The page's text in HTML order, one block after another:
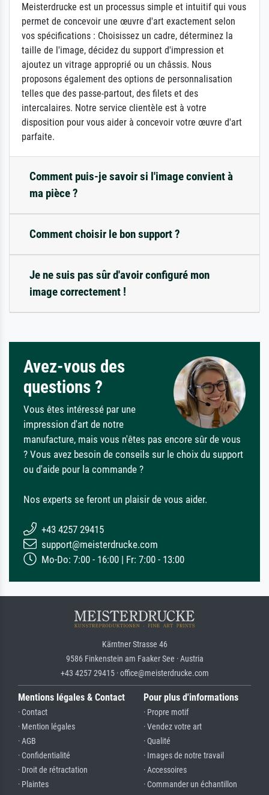
Meisterdrucke est un processus simple et intuitif qui vous
permet de concevoir une œuvre d'art exactement selon
vos spécifications : Choisissez un cadre, déterminez la
taille de l'image, décidez du support d'impression et
ajoutez un vitrage approprié ou un châssis. Nous
proposons également des options de personnalisation
telles que des passe-partout, des filets et des
intercalaires. Notre service clientèle est à votre
disposition pour vous aider à concevoir votre œuvre d'art
parfaite.
Comment puis-je savoir si l'image convient à
ma pièce ?
Comment choisir le bon support ?
Je ne suis pas sûr d'avoir configuré mon
image correctement !
Avez-vous des
questions ?
Vous êtes intéressé par une
impression d'art de notre
manufacture, mais vous n'êtes pas encore sûr de vous
? Vous avez besoin de conseils sur le choix du support
ou d'aide pour la commande ?
Nos experts se feront un plaisir de vous aider.
+43 4257 29415
support@meisterdrucke.com
Mo-Do: 7:00 - 16:00 | Fr: 7:00 - 13:00
Kärntner Strasse 46
9586 Finkenstein am Faaker See · Austria
+43 4257 29415 · office@meisterdrucke.com
Mentions légales & Contact
· Contact
· Mention légales
· AGB
· Confidentialité
· Droit de rétractation
· Plaintes
Pour plus d'informations
· Propre motif
· Vendez votre art
· Qualité
· Images de notre travail
· Accessoires
· Commander un échantillon